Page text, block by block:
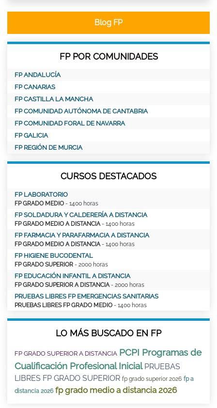
Blog FP
FP POR COMUNIDADES
FP ANDALUCÍA
FP CANARIAS
FP CASTILLA LA MANCHA
FP COMUNIDAD AUTÓNOMA DE CANTABRIA
FP COMUNIDAD FORAL DE NAVARRA
FP GALICIA
FP REGIÓN DE MURCIA
CURSOS DESTACADOS
FP LABORATORIO
FP GRADO MEDIO - 1400 horas
FP SOLDADURA Y CALDERERÍA A DISTANCIA
FP GRADO MEDIO A DISTANCIA - 1400 horas
FP FARMACIA Y PARAFARMACIA A DISTANCIA
FP GRADO MEDIO A DISTANCIA - 1400 horas
FP HIGIENE BUCODENTAL
FP GRADO SUPERIOR - 2000 horas
FP EDUCACIÓN INFANTIL A DISTANCIA
FP GRADO SUPERIOR A DISTANCIA - 2000 horas
PRUEBAS LIBRES FP EMERGENCIAS SANITARIAS
PRUEBAS LIBRES FP GRADO MEDIO - 1400 horas
LO MÁS BUSCADO EN FP
FP GRADO SUPERIOR A DISTANCIA PCPI Programas de
Cualificación Profesional Inicial PRUEBAS
LIBRES FP GRADO SUPERIOR fp grado superior 2026 fp a
distancia 2026 fp grado medio a distancia 2026